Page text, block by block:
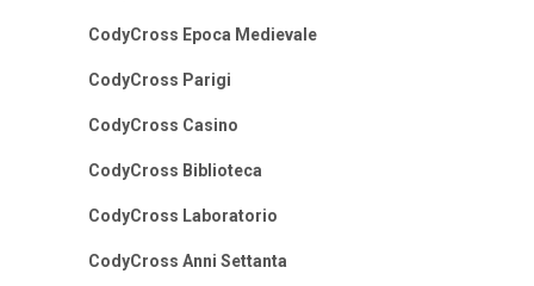
CodyCross Epoca Medievale
CodyCross Parigi
CodyCross Casino
CodyCross Biblioteca
CodyCross Laboratorio
CodyCross Anni Settanta